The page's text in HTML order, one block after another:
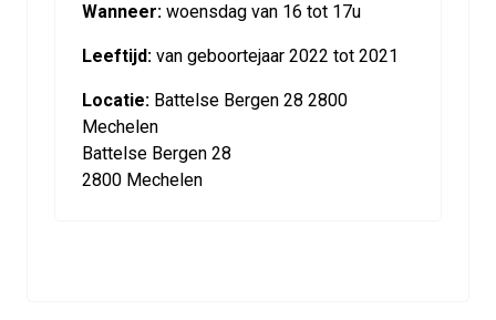
Wanneer: woensdag van 16 tot 17u
Leeftijd: van geboortejaar 2022 tot 2021
Locatie: Battelse Bergen 28 2800
Mechelen
Battelse Bergen 28
2800 Mechelen